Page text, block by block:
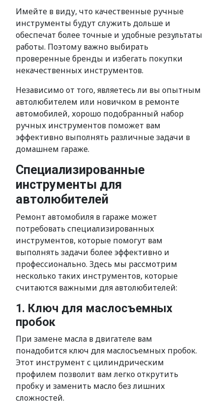
Имейте в виду, что качественные ручные
инструменты будут служить дольше и
обеспечат более точные и удобные результаты
работы. Поэтому важно выбирать
проверенные бренды и избегать покупки
некачественных инструментов.
Независимо от того, являетесь ли вы опытным
автолюбителем или новичком в ремонте
автомобилей, хорошо подобранный набор
ручных инструментов поможет вам
эффективно выполнять различные задачи в
домашнем гараже.
Специализированные
инструменты для
автолюбителей
Ремонт автомобиля в гараже может
потребовать специализированных
инструментов, которые помогут вам
выполнять задачи более эффективно и
профессионально. Здесь мы рассмотрим
несколько таких инструментов, которые
считаются важными для автолюбителей:
1. Ключ для маслосъемных
пробок
При замене масла в двигателе вам
понадобится ключ для маслосъемных пробок.
Этот инструмент с цилиндрическим
профилем позволит вам легко открутить
пробку и заменить масло без лишних
сложностей.